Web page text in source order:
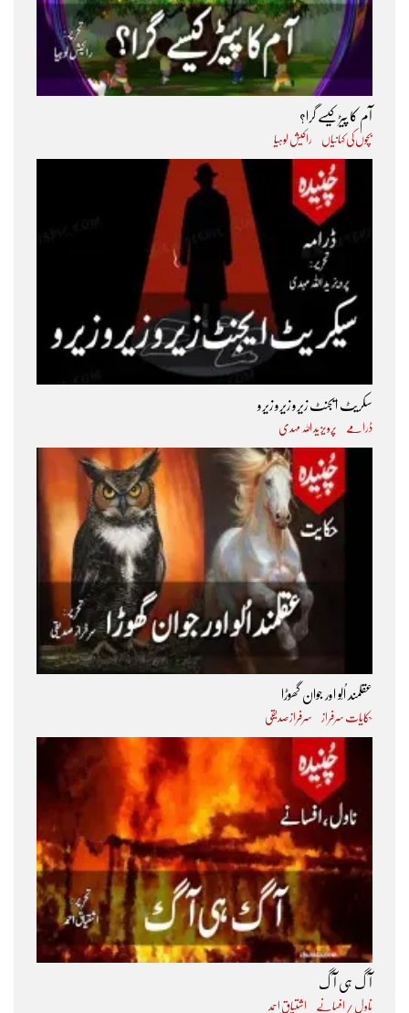
آم کا پیڑ کیسے گرا؟
بچوں کی کہانیاں راکیش لوہیا
سکریٹ ایجنٹ زیرو زیرو زیرو
ڈرامے پرویز ید اللہ مہدی
عقلمند اُلّو اور جوان گھوڑا
حکایات سرفراز سرفراز صدیقی
آگ ہی آگ
ناول / افسانے اشتیاق احمد